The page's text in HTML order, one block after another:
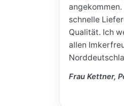
schnelle
Qualität. Ich
allen
Frau Kettner,